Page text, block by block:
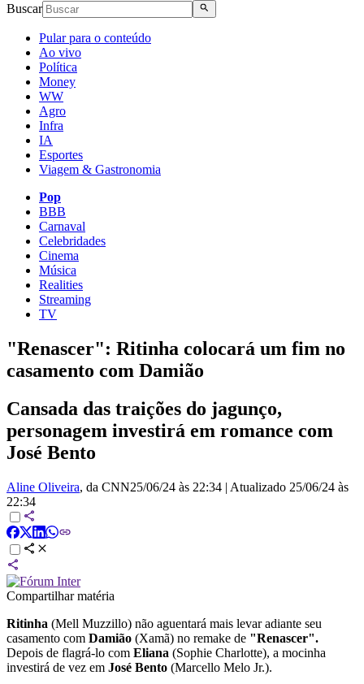
Buscar
Pular para o conteúdo
Ao vivo
Política
Money
WW
Agro
Infra
IA
Esportes
Viagem & Gastronomia
Pop
BBB
Carnaval
Celebridades
Cinema
Música
Realities
Streaming
TV
"Renascer": Ritinha colocará um fim no
casamento com Damião
Cansada das traições do jagunço,
personagem investirá em romance com
José Bento
Aline Oliveira, da CNN25/06/24 às 22:34 | Atualizado 25/06/24 às
22:34
Compartilhar matéria
Ritinha (Mell Muzzillo) não aguentará mais levar adiante seu
casamento com Damião (Xamã) no remake de "Renascer".
Depois de flagrá-lo com Eliana (Sophie Charlotte), a mocinha
investirá de vez em José Bento (Marcello Melo Jr.).